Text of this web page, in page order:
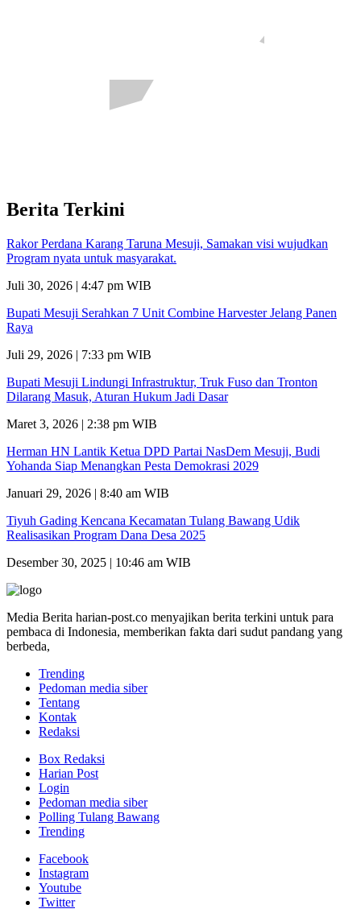
Berita Terkini
Rakor Perdana Karang Taruna Mesuji, Samakan visi wujudkan
Program nyata untuk masyarakat.
Juli 30, 2026 | 4:47 pm WIB
Bupati Mesuji Serahkan 7 Unit Combine Harvester Jelang Panen
Raya
Juli 29, 2026 | 7:33 pm WIB
Bupati Mesuji Lindungi Infrastruktur, Truk Fuso dan Tronton
Dilarang Masuk, Aturan Hukum Jadi Dasar
Maret 3, 2026 | 2:38 pm WIB
Herman HN Lantik Ketua DPD Partai NasDem Mesuji, Budi
Yohanda Siap Menangkan Pesta Demokrasi 2029
Januari 29, 2026 | 8:40 am WIB
Tiyuh Gading Kencana Kecamatan Tulang Bawang Udik
Realisasikan Program Dana Desa 2025
Desember 30, 2025 | 10:46 am WIB
Media Berita harian-post.co menyajikan berita terkini untuk para
pembaca di Indonesia, memberikan fakta dari sudut pandang yang
berbeda,
Trending
Pedoman media siber
Tentang
Kontak
Redaksi
Box Redaksi
Harian Post
Login
Pedoman media siber
Polling Tulang Bawang
Trending
Facebook
Instagram
Youtube
Twitter